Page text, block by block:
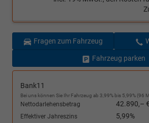
Fragen zum Fahrzeug
Fahrzeug parken
Bank11
Bei uns können Sie Ihr Fahrzeug ab 3,99% bis 5,99% (96
Nettodarlehensbetrag 42.890,– €
Effektiver Jahreszins 5,99%